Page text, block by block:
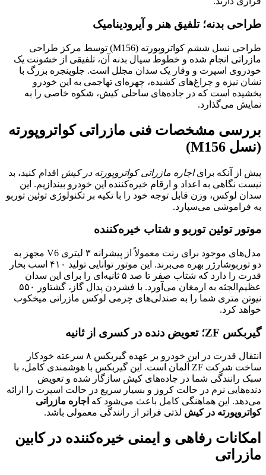
طراحی بدنه؛ تلفیق هنر و آیرودینامیک
طراحی نسل ششم کواتروپورته (M156) توسط مرکز طراحی
مازراتی انجام شده و خطوط سیال بدنه آن، تلفیقی از خشونت یک
خودروی اسپرت و وقار یک سدان مجلل است. جلوپنجره بزرگ با
نشان نیزه و چراغ‌های کشیده، چهره‌ای تهاجمی به این خودرو
بخشیده است که در جاده‌های ساحلی کیش، شکوه خاصی را به
نمایش می‌گذارد.
بررسی مشخصات فنی مازراتی کواتروپورته
(نسل M156)
پیش از آنکه برایاجاره مازراتی کواتروپورته در کیش اقدام کنید، بد
نیست نگاهی به اعداد و ارقام خیره‌کننده این خودرو بیندازیم. این
سدان لوکس، وزن قابل توجه خود را با تکیه بر تکنولوژی توئین توربو
به فراموشی می‌سپارد.
موتور توئین توربو و شتاب خیره‌کننده
مدل‌های موجود برای رنت معمولاً از پیشرانه ۳ لیتری V6 مجهز به
دو توربوشارژر بهره می‌برند. این موتور توانایی تولید ۴۱۰ اسب بخار
قدرت را دارد که شتاب صفر تا صد ۵ ثانیه‌ای را برای این سدان
عظیم‌الجثه به ارمغان می‌آورد. با فشردن پدال گاز، گشتاور ۵۵۰
نیوتن متری شما را به صندلی‌های چرمی لوکس مازراتی میخکوب
خواهد کرد.
گیربکس ZF؛ تعویض دنده در کسری از ثانیه
انتقال قدرت در این خودرو بر عهده گیربکس ۸ سرعته خودکار
ساخت شرکت ZF آلمان است. این گیربکس با هوشمندی کامل، با
سبک رانندگی شما در جاده‌های کیش سازگار شده و تعویض
دنده‌هایی نرم در حالت کروز و بسیار سریع در حالت اسپرت را ارائه
می‌دهد. این هماهنگی کامل باعث می‌شود که اجاره مازراتی
کواتروپورته در کیش لذتی فراتر از رانندگی معمولی باشد.
امکانات رفاهی و ایمنی خیره‌کننده در کابین
مازراتی